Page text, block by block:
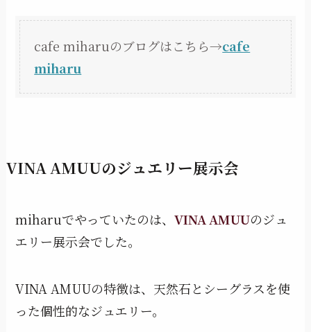
cafe miharuのブログはこちら→cafe
miharu
VINA AMUUのジュエリー展示会
miharuでやっていたのは、VINA AMUUのジュ
エリー展示会でした。
VINA AMUUの特徴は、天然石とシーグラスを使
った個性的なジュエリー。